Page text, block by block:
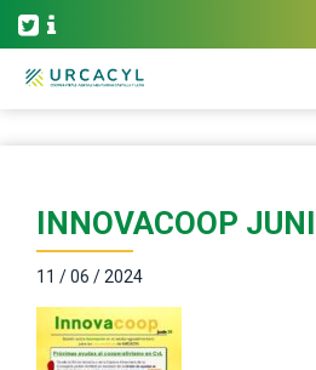
INNOVACOOP
11 / 06 / 2024